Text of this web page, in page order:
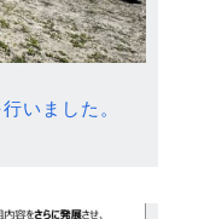
いました。